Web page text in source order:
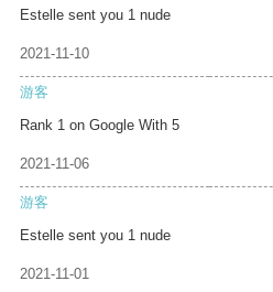
Estelle sent you 1 nude
2021-11-10
游客
Rank 1 on Google With 5
2021-11-06
游客
Estelle sent you 1 nude
2021-11-01